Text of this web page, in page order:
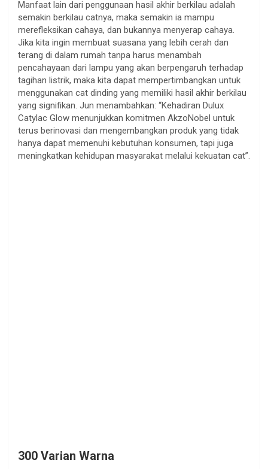
Manfaat lain dari penggunaan hasil akhir berkilau adalah
semakin berkilau catnya, maka semakin ia mampu
merefleksikan cahaya, dan bukannya menyerap cahaya.
Jika kita ingin membuat suasana yang lebih cerah dan
terang di dalam rumah tanpa harus menambah
pencahayaan dari lampu yang akan berpengaruh terhadap
tagihan listrik, maka kita dapat mempertimbangkan untuk
menggunakan cat dinding yang memiliki hasil akhir berkilau
yang signifikan. Jun menambahkan: “Kehadiran Dulux
Catylac Glow menunjukkan komitmen AkzoNobel untuk
terus berinovasi dan mengembangkan produk yang tidak
hanya dapat memenuhi kebutuhan konsumen, tapi juga
meningkatkan kehidupan masyarakat melalui kekuatan cat”.
300 Varian Warna